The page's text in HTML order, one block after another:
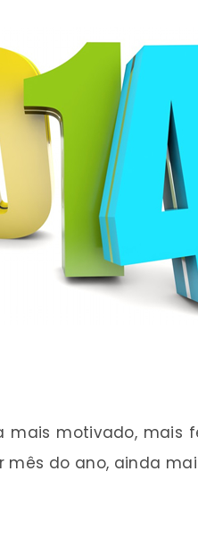
motivado, mais
do ano, ainda